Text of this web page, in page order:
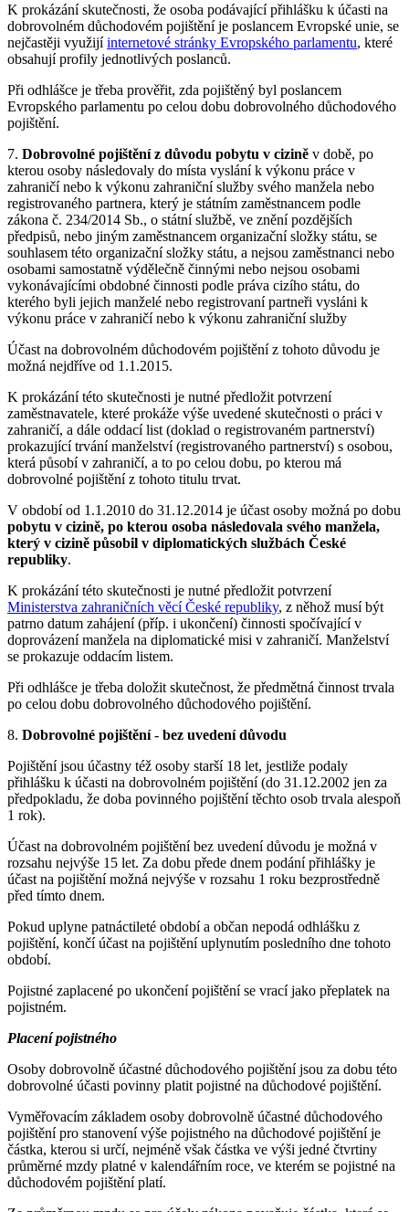
K prokázání skutečnosti, že osoba podávající přihlášku k účasti na
dobrovolném důchodovém pojištění je poslancem Evropské unie, se
nejčastěji využijíinternetové stránky Evropského parlamentu, které
obsahují profily jednotlivých poslanců.
Při odhlášce je třeba prověřit, zda pojištěný byl poslancem
Evropského parlamentu po celou dobu dobrovolného důchodového
pojištění.
7. Dobrovolné pojištění z důvodu pobytu v cizině v době, po
kterou osoby následovaly do místa vyslání k výkonu práce v
zahraničí nebo k výkonu zahraniční služby svého manžela nebo
registrovaného partnera, který je státním zaměstnancem podle
zákona č. 234/2014 Sb., o státní službě, ve znění pozdějších
předpisů, nebo jiným zaměstnancem organizační složky státu, se
souhlasem této organizační složky státu, a nejsou zaměstnanci nebo
osobami samostatně výdělečně činnými nebo nejsou osobami
vykonávajícími obdobné činnosti podle práva cizího státu, do
kterého byli jejich manželé nebo registrovaní partneři vysláni k
výkonu práce v zahraničí nebo k výkonu zahraniční služby
Účast na dobrovolném důchodovém pojištění z tohoto důvodu je
možná nejdříve od 1.1.2015.
K prokázání této skutečnosti je nutné předložit potvrzení
zaměstnavatele, které prokáže výše uvedené skutečnosti o práci v
zahraničí, a dále oddací list (doklad o registrovaném partnerství)
prokazující trvání manželství (registrovaného partnerství) s osobou,
která působí v zahraničí, a to po celou dobu, po kterou má
dobrovolné pojištění z tohoto titulu trvat.
V období od 1.1.2010 do 31.12.2014 je účast osoby možná po dobu
pobytu v cizině, po kterou osoba následovala svého manžela,
který v cizině působil v diplomatických službách České
republiky.
K prokázání této skutečnosti je nutné předložit potvrzení
Ministerstva zahraničních věcí České republiky, z něhož musí být
patrno datum zahájení (příp. i ukončení) činnosti spočívající v
doprovázení manžela na diplomatické misi v zahraničí. Manželství
se prokazuje oddacím listem.
Při odhlášce je třeba doložit skutečnost, že předmětná činnost trvala
po celou dobu dobrovolného důchodového pojištění.
8. Dobrovolné pojištění- bez uvedení důvodu
Pojištění jsou účastny též osoby starší 18 let, jestliže podaly
přihlášku k účasti na dobrovolném pojištění (do 31.12.2002 jen za
předpokladu, že doba povinného pojištění těchto osob trvala alespoň
1 rok).
Účast na dobrovolném pojištění bez uvedení důvodu je možná v
rozsahu nejvýše 15 let. Za dobu přede dnem podání přihlášky je
účast na pojištění možná nejvýše v rozsahu 1 roku bezprostředně
před tímto dnem.
Pokud uplyne patnáctileté období a občan nepodá odhlášku z
pojištění, končí účast na pojištění uplynutím posledního dne tohoto
období.
Pojistné zaplacené po ukončení pojištění se vrací jako přeplatek na
pojistném.
Placení pojistného
Osoby dobrovolně účastné důchodového pojištění jsou za dobu této
dobrovolné účasti povinny platit pojistné na důchodové pojištění.
Vyměřovacím základem osoby dobrovolně účastné důchodového
pojištění pro stanovení výše pojistného na důchodové pojištění je
částka, kterou si určí, nejméně však částka ve výši jedné čtvrtiny
průměrné mzdy platné v kalendářním roce, ve kterém se pojistné na
důchodovém pojištění platí.